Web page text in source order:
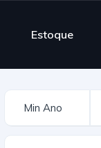
Estoque